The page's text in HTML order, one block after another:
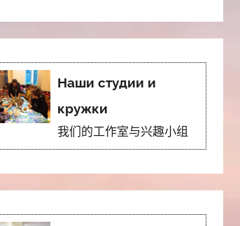
Наши студии и
кружки
我们的工作室与兴趣小组